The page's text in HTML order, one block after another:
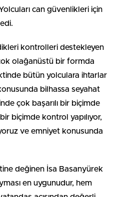
can güvenlikleri için
kontrolleri destekleyen
olağanüstü bir formda
bütün yolculara ihtarlar
bilhassa seyahat
çok başarılı bir biçimde
biçimde kontrol yapılıyor,
ve emniyet konusunda
değinen İsa Basanyürek
en uygunudur, hem